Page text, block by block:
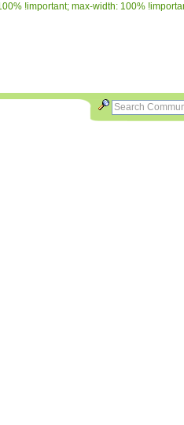
!important; max-width: 100%